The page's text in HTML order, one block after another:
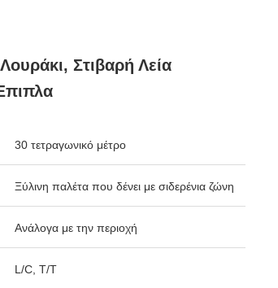
Στιβαρή Λεία
30 τετραγωνικό μέτρο
Ξύλινη παλέτα που δένει με σιδερένια ζώνη
Ανάλογα με την περιοχή
L/C, T/T